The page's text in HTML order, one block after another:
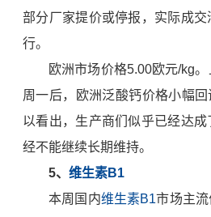
部分厂家提价或停报，实际成
行。
欧洲市场价格5.00欧元/kg
周一后，欧洲泛酸钙价格小幅
以看出，生产商们似乎已经达
经不能继续长期维持。
5、 维生素B1
本周国内维生素B1市场主